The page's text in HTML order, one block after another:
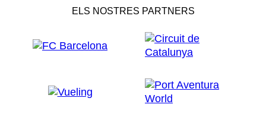
ELS NOSTRES PARTNERS